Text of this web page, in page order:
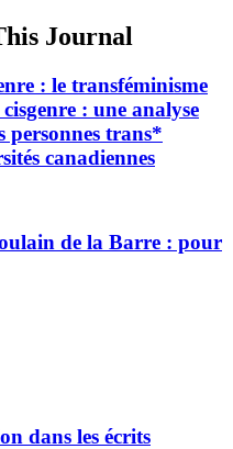
Journal
: le transféminisme
: une analyse
personnes trans*
canadiennes
de la Barre : pour
dans les écrits